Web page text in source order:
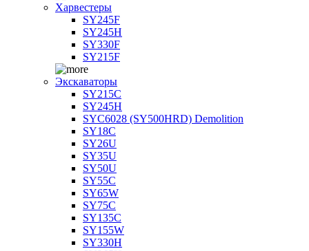
Харвестеры
SY245F
SY245H
SY330F
SY215F
Экскаваторы
SY215C
SY245H
SYC6028 (SY500HRD) Demolition
SY18C
SY26U
SY35U
SY50U
SY55C
SY65W
SY75C
SY135C
SY155W
SY330H